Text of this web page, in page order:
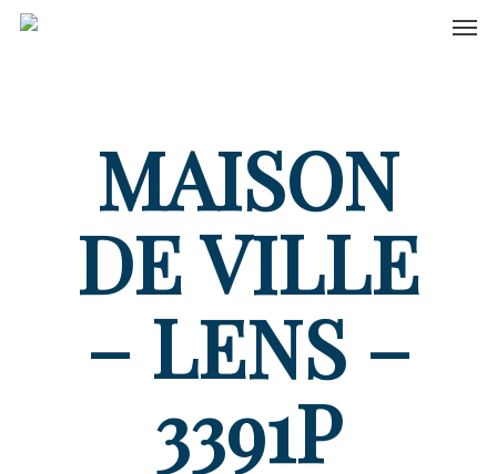
Skip
MAISON
DE VILLE
– LENS –
3391P